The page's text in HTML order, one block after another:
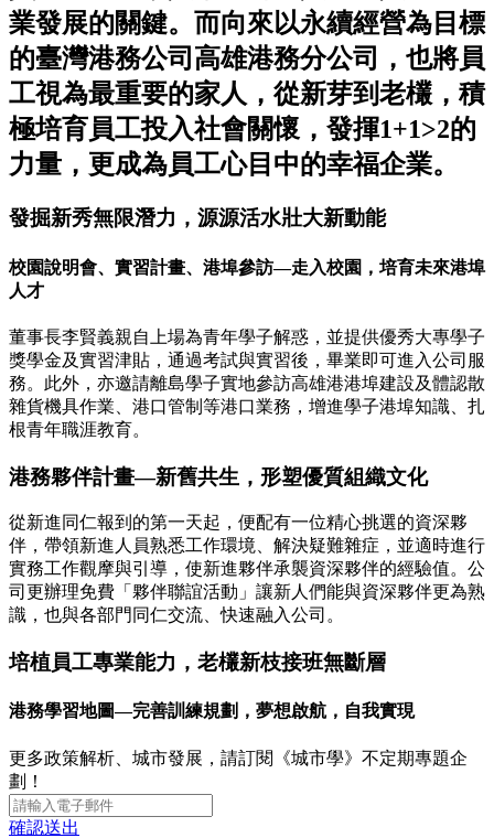
業發展的關鍵。而向來以永續經營為目標
的臺灣港務公司高雄港務分公司，也將員
工視為最重要的家人，從新芽到老欉，積
極培育員工投入社會關懷，發揮1+1>2的
力量，更成為員工心目中的幸福企業。
發掘新秀無限潛力，源源活水壯大新動能
校園說明會、實習計畫、港埠參訪—走入校園，培育未來港埠
人才
董事長李賢義親自上場為青年學子解惑，並提供優秀大專學子
獎學金及實習津貼，通過考試與實習後，畢業即可進入公司服
務。此外，亦邀請離島學子實地參訪高雄港港埠建設及體認散
雜貨機具作業、港口管制等港口業務，增進學子港埠知識、扎
根青年職涯教育。
港務夥伴計畫—新舊共生，形塑優質組織文化
從新進同仁報到的第一天起，便配有一位精心挑選的資深夥
伴，帶領新進人員熟悉工作環境、解決疑難雜症，並適時進行
實務工作觀摩與引導，使新進夥伴承襲資深夥伴的經驗值。公
司更辦理免費「夥伴聯誼活動」讓新人們能與資深夥伴更為熟
識，也與各部門同仁交流、快速融入公司。
培植員工專業能力，老欉新枝接班無斷層
港務學習地圖—完善訓練規劃，夢想啟航，自我實現
更多政策解析、城市發展，請訂閱《城市學》不定期專題企
劃！
確認送出